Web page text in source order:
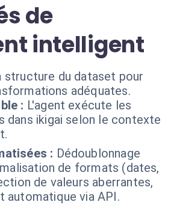
de
intelligent
structure du dataset pour
adéquates.
: L'agent exécute les
dans ikigai selon le contexte
: Dédoublonnage
de formats (dates,
de valeurs aberrantes,
automatique via API.